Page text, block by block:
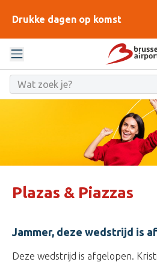
Drukke dagen op komst
Plazas & Piazzas
Jammer, deze wedstrijd is
Deze wedstrijd is afgelopen.